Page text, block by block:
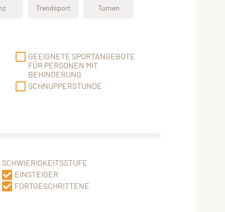
Trendsport Turnen
GEEIGNETE SPORTANGEBOTE
FÜR PERSONEN MIT
BEHINDERUNG
SCHNUPPERSTUNDE
SCHWIERIGKEITSSTUFE
EINSTEIGER
FORTGESCHRITTENE